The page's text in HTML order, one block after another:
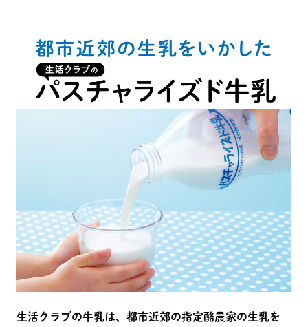
生活クラブの牛乳は、都市近郊の指定酪農家の生乳を